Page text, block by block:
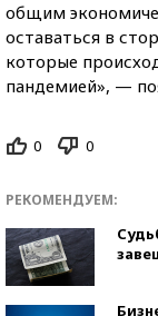
общим
оставаться в
которые
пандемией», —
0 0
РЕКОМЕНДУЕМ: